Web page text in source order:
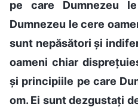
pe care Dumnezeu
Dumnezeu le cere
sunt nepăsători și
oameni chiar
și principiile pe care
om. Ei sunt dezgustați